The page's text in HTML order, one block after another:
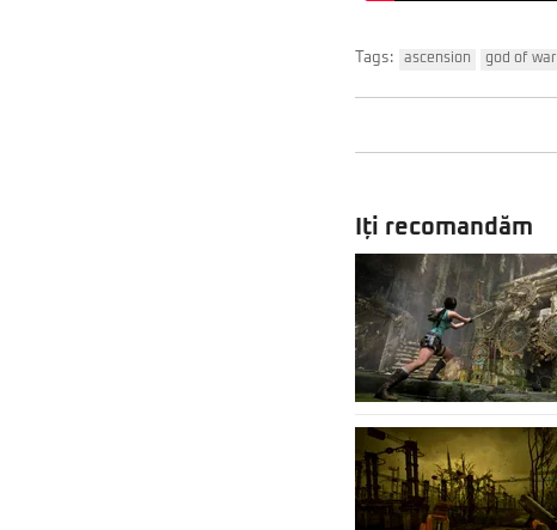
Tags: ascension god of war
Iți recomandăm